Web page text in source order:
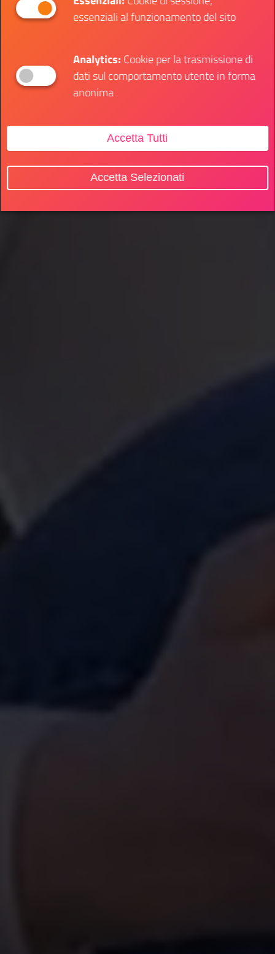
essenziali al funzionamento del sito
Analytics:Cookie per la trasmissione di
dati sul comportamento utente in forma
anonima
Accetta Tutti
Accetta Selezionati